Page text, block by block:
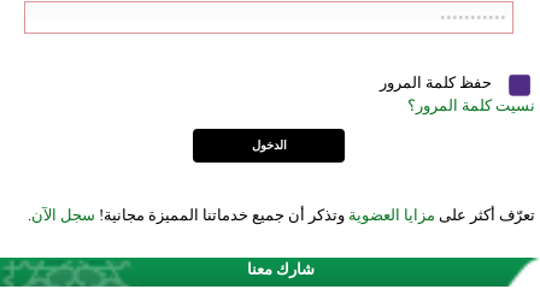
حفظ كلمة المرور
نسيت كلمة المرور؟
تعرّف أكثر على مزايا العضوية وتذكر أن جميع خدماتنا المميزة مجانية! سجل الآن
شارك معنا